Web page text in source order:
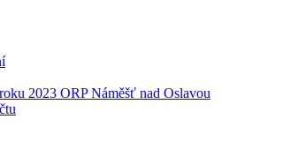
2023 ORP Náměšť nad Oslavou